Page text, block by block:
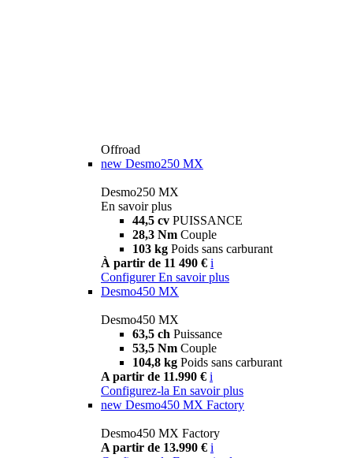
Offroad
new Desmo250 MX
Desmo250 MX
En savoir plus
44,5 cv PUISSANCE
28,3 Nm Couple
103 kg Poids sans carburant
À partir de 11 490 € i
Configurer En savoir plus
Desmo450 MX
Desmo450 MX
63,5 ch Puissance
53,5 Nm Couple
104,8 kg Poids sans carburant
A partir de 11.990 € i
Configurez-la En savoir plus
new Desmo450 MX Factory
Desmo450 MX Factory
A partir de 13.990 € i